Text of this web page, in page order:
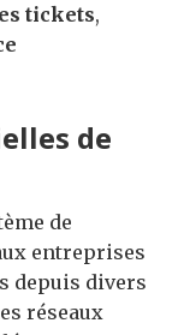
tickets,
de
de
entreprises
depuis divers
réseaux